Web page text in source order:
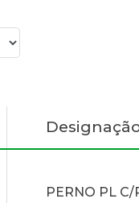
PERNO PL